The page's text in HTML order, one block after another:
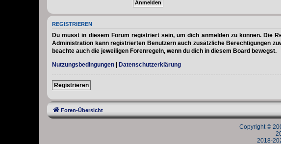
REGISTRIEREN
Du musst in diesem Forum registriert sein, um dich anmelden zu können. Die
Administration kann registrierten Benutzern auch zusätzliche Berechtigungen
beachte auch die jeweiligen Forenregeln, wenn du dich in diesem Board bewegst.
Nutzungsbedingungen
Datenschutzerklärung
Registrieren
Foren-Übersicht
Copyright ©
2018-